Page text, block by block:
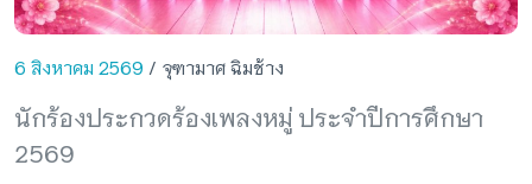
6 สิงหาคม 2569 / จุฑามาศ ฉิมช้าง
นักร้องประกวดร้องเพลงหมู่ ประจำปีการศึกษา
2569